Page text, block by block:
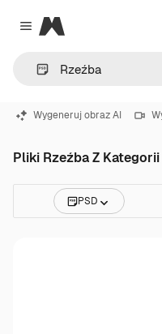
Close menu
Magnific
Wygeneruj obraz AI
Pliki Rzeźba Z
PSD